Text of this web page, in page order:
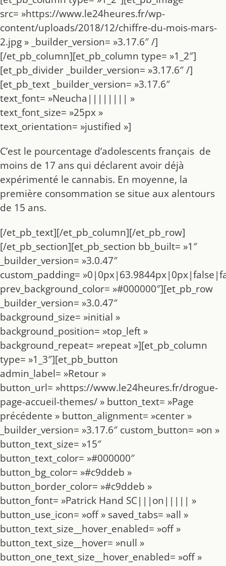
src= »https://www.le24heures.fr/wp-
content/uploads/2018/12/chiffre-du-mois-mars-
2.jpg » _builder_version= »3.17.6″ /]
[/et_pb_column][et_pb_column type= »1_2″]
[et_pb_divider _builder_version= »3.17.6″ /]
[et_pb_text _builder_version= »3.17.6″
text_font= »Neucha|||||||| »
text_font_size= »25px »
text_orientation= »justified »]
C’est le pourcentage d’adolescents français de
moins de 17 ans qui déclarent avoir déjà
expérimenté le cannabis. En moyenne, la
première consommation se situe aux alentours
de 15 ans.
[/et_pb_text][/et_pb_column][/et_pb_row]
[/et_pb_section][et_pb_section bb_built= »1″
_builder_version= »3.0.47″
custom_padding=
prev_background_color= »#000000″][et_pb_row
_builder_version= »3.0.47″
background_size= »initial »
background_position= »top_left »
background_repeat= »repeat »][et_pb_column
type= »1_3″][et_pb_button
admin_label= »Retour »
button_url= »https://www.le24heures.fr/drogue-
page-accueil-themes/ » button_text= »Page
précédente » button_alignment= »center »
_builder_version= »3.17.6″ custom_button= »on »
button_text_size= »15″
button_text_color= »#000000″
button_bg_color= »#c9ddeb »
button_border_color= »#c9ddeb »
button_font= »Patrick Hand SC|||on||||| »
button_use_icon= »off » saved_tabs= »all »
button_text_size__hover_enabled= »off »
button_text_size__hover= »null »
button_one_text_size__hover_enabled= »off »